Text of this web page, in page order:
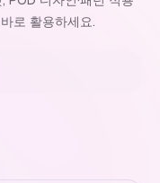
로 활용하세요.